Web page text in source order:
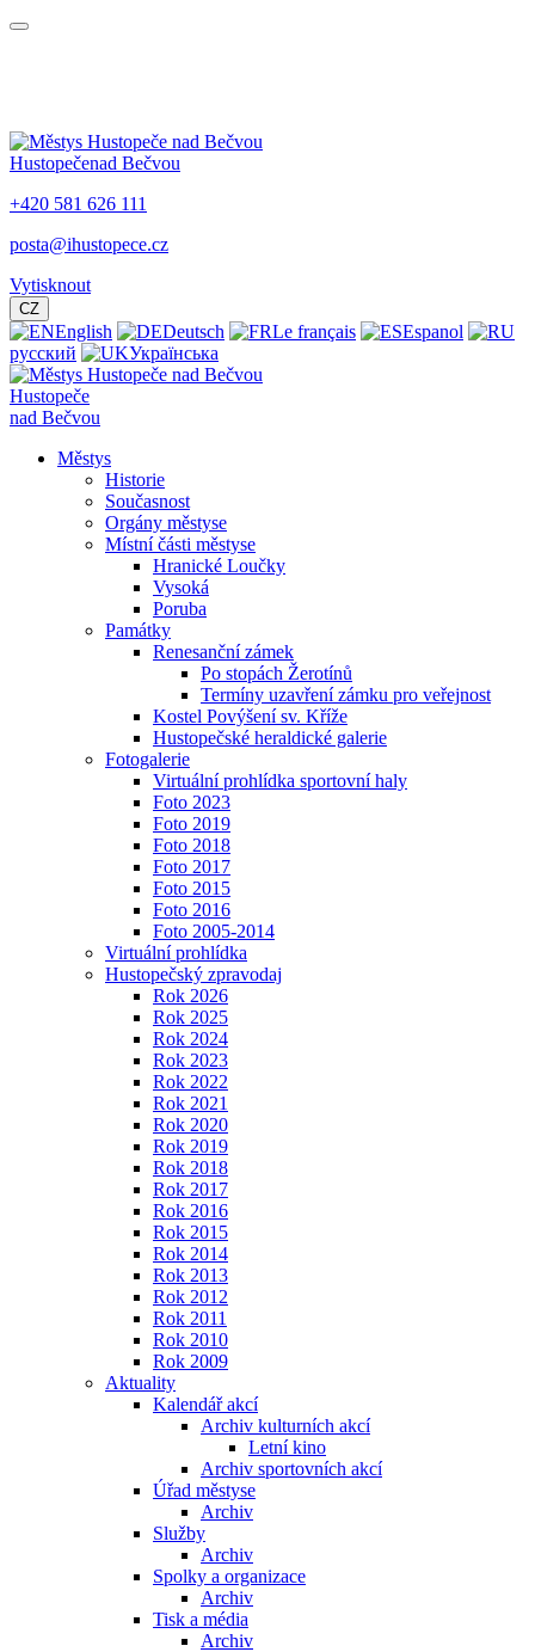
Hustopečenad Bečvou
+420 581 626 111
posta@ihustopece.cz
Vytisknout
CZ
English Deutsch Le français
Espanol
русский
Українська
Hustopeče
nad Bečvou
Městys
Historie
Současnost
Orgány městyse
Místní části městyse
Hranické Loučky
Vysoká
Poruba
Památky
Renesanční zámek
Po stopách Žerotínů
Termíny uzavření zámku pro veřejnost
Kostel Povýšení sv. Kříže
Hustopečské heraldické galerie
Fotogalerie
Virtuální prohlídka sportovní haly
Foto 2023
Foto 2019
Foto 2018
Foto 2017
Foto 2015
Foto 2016
Foto 2005-2014
Virtuální prohlídka
Hustopečský zpravodaj
Rok 2026
Rok 2025
Rok 2024
Rok 2023
Rok 2022
Rok 2021
Rok 2020
Rok 2019
Rok 2018
Rok 2017
Rok 2016
Rok 2015
Rok 2014
Rok 2013
Rok 2012
Rok 2011
Rok 2010
Rok 2009
Aktuality
Kalendář akcí
Archiv kulturních akcí
Letní kino
Archiv sportovních akcí
Úřad městyse
Archiv
Služby
Archiv
Spolky a organizace
Archiv
Tisk a média
Archiv